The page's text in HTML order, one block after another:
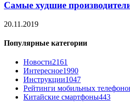
Самые худшие
20.11.2019
Популярные категории
Новости2161
Интересное1990
Инструкции1047
Рейтинги мобильных
Китайские смартфоны443